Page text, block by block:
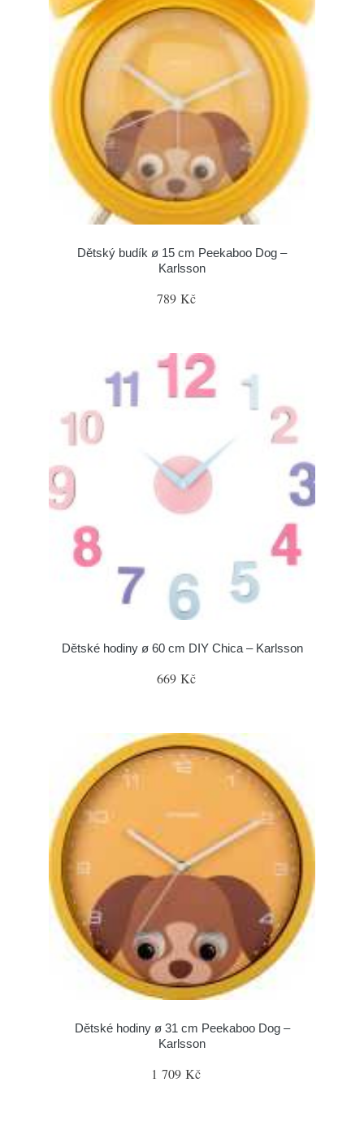
Dětský budík ø 15 cm Peekaboo Dog –
Karlsson
789 Kč
Dětské hodiny ø 60 cm DIY Chica – Karlsson
669 Kč
Dětské hodiny ø 31 cm Peekaboo Dog –
Karlsson
1 709 Kč